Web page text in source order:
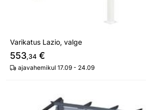
Varikatus Lazio, valge
553,34 €
ajavahemikul 17.09 - 24.09
Varikatus Lazio, hall